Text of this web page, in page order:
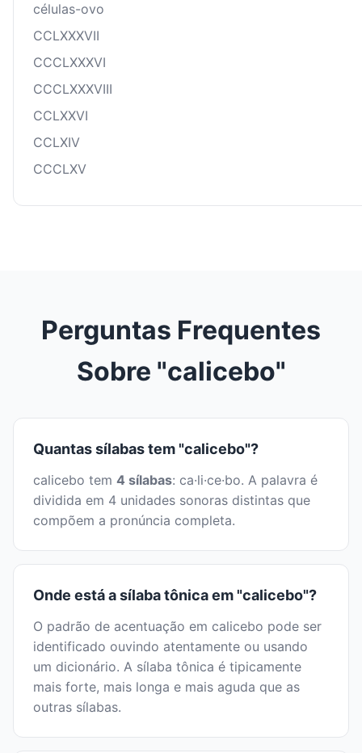
células-ovo
CCLXXXVII
CCCLXXXVI
CCCLXXXVIII
CCLXXVI
CCLXIV
CCCLXV
Perguntas Frequentes
Sobre "calicebo"
Quantas sílabas tem "calicebo"?
calicebo tem 4 sílabas: ca·li·ce·bo. A palavra é
dividida em 4 unidades sonoras distintas que
compõem a pronúncia completa.
Onde está a sílaba tônica em "calicebo"?
O padrão de acentuação em calicebo pode ser
identificado ouvindo atentamente ou usando
um dicionário. A sílaba tônica é tipicamente
mais forte, mais longa e mais aguda que as
outras sílabas.